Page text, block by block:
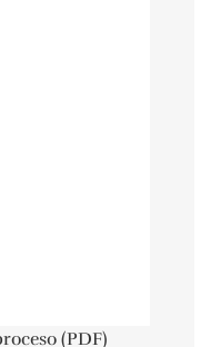
(PDF)